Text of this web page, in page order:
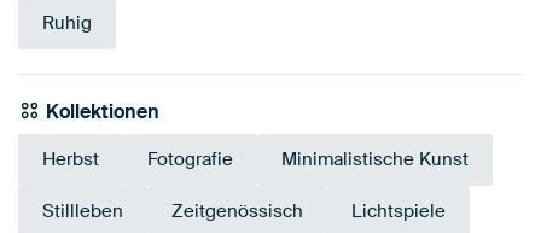
Ruhig
Kollektionen
Herbst Fotografie Minimalistische Kunst
Stillleben Zeitgenössisch Lichtspiele